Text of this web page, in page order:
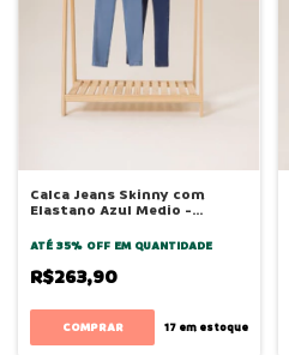
Calca Jeans Skinny com
Elastano Azul Medio -
ATÉ 35% OFF EM QUANTIDADE
R$263,90
COMPRAR 17em estoque